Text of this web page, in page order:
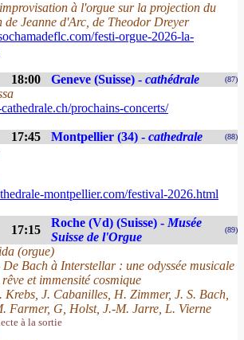
à l'orgue sur la projection du
de Jeanne d'Arc, de Theodor Dreyer
festi-orgue-2026-la-
18:00 Geneve (Suisse) - cathédrale (87)
prochains-concerts/
17:45 Montpellier (34) - cathedrale (88)
montpellier.com/festival-2026.html
17:15
Roche (Vd) (Suisse) - Musée
Suisse de l'Orgue
(89)
(orgue)
Bach à Interstellar : une odyssée musicale
et immensité cosmique
J. Cabanilles, H. Zimmer, J. S. Bach,
Farmer, G, Holst, J.-M. Jarre, L. Vierne
à la sortie